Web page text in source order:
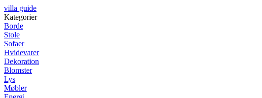
villa guide
Kategorier
Borde
Stole
Sofaer
Hvidevarer
Dekoration
Blomster
Lys
Møbler